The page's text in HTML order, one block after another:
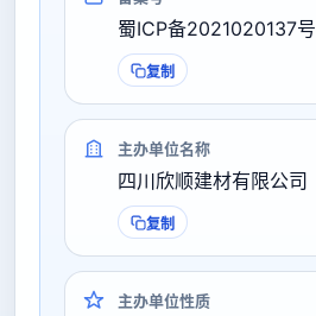
蜀ICP备2021020137号
复制
主办单位名称
四川欣顺建材有限公司
复制
主办单位性质